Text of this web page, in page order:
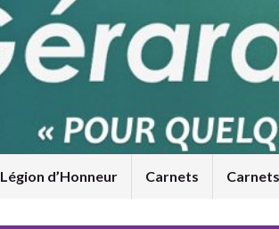
Légion d’Honneur Carnets